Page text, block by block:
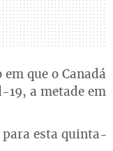
que o Canadá
19, a metade em
para esta quinta-